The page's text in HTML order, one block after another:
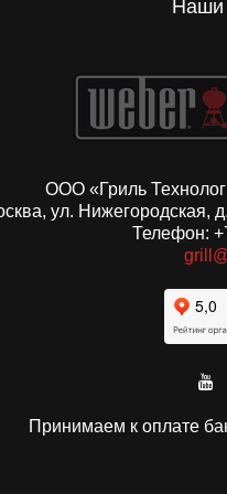
Наши
ООО «Гриль
ул. Нижегородская,
Телефон:
Принимаем к оплате